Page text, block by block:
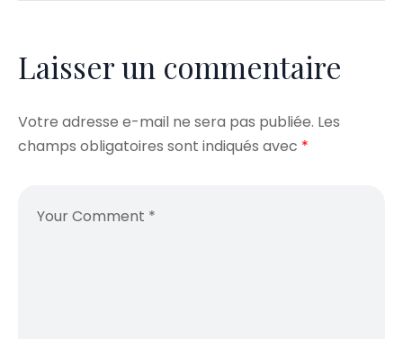
Laisser un commentaire
Votre adresse e-mail ne sera pas publiée. Les
champs obligatoires sont indiqués avec *